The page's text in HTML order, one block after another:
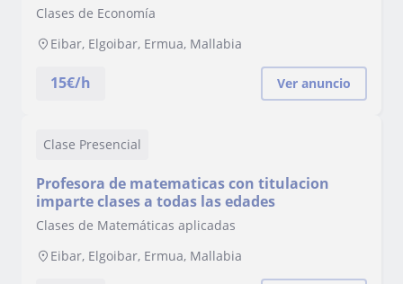
Clases de Economía
Eibar, Elgoibar, Ermua, Mallabia
15€/h Ver anuncio
Clase Presencial
Profesora de matematicas con titulacion
imparte clases a todas las edades
Clases de Matemáticas aplicadas
Eibar, Elgoibar, Ermua, Mallabia